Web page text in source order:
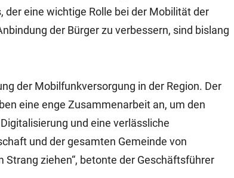
eine wichtige Rolle bei der Mobilität der
der Bürger zu verbessern, sind bislang
der Mobilfunkversorgung in der Region. Der
eine enge Zusammenarbeit an, um den
und eine verlässliche
und der gesamten Gemeinde von
ziehen“, betonte der Geschäftsführer